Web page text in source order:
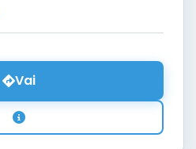
Vai